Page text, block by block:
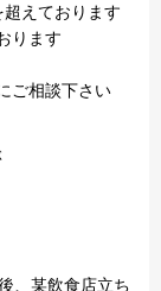
えております
ります
ご相談下さい
、某飲食店立ち